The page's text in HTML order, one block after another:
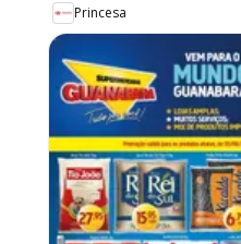
Princesa